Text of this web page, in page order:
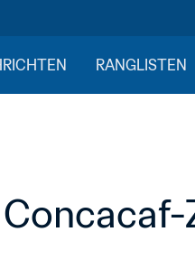
RANGLISTEN